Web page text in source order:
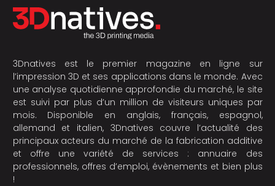
3Dnatives est le premier magazine en ligne sur
l’impression 3D et ses applications dans le monde. Avec
une analyse quotidienne approfondie du marché, le site
est suivi par plus d’un million de visiteurs uniques par
mois. Disponible en anglais, français, espagnol,
allemand et italien, 3Dnatives couvre l’actualité des
principaux acteurs du marché de la fabrication additive
et offre une variété de services : annuaire des
professionnels, offres d’emploi, évènements et bien plus
!